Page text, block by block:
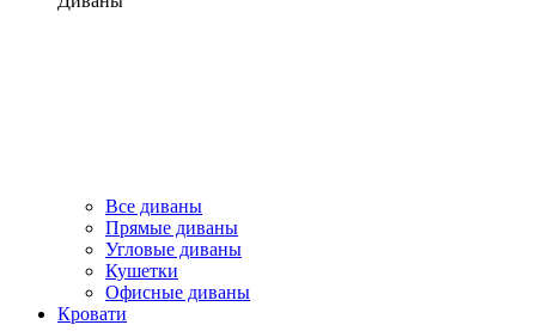
Все диваны
Прямые диваны
Угловые диваны
Кушетки
Офисные диваны
Кровати